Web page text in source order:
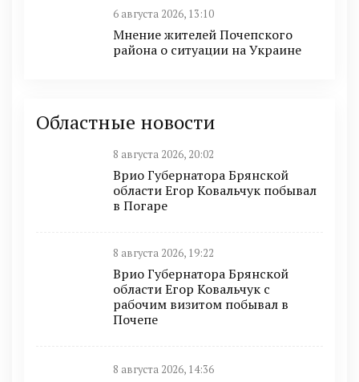
6 августа 2026, 13:10
Мнение жителей Почепского
района о ситуации на Украине
Областные новости
8 августа 2026, 20:02
Врио Губернатора Брянской
области Егор Ковальчук побывал
в Погаре
8 августа 2026, 19:22
Врио Губернатора Брянской
области Егор Ковальчук с
рабочим визитом побывал в
Почепе
8 августа 2026, 14:36